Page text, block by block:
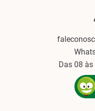
Das 08 às